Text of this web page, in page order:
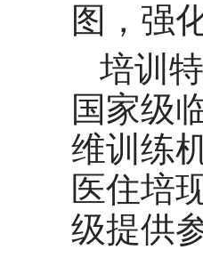
图，强
培训
国家级
维训练
医住培
级提供